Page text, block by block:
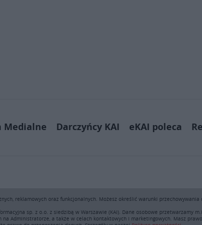
Medialne Darczyńcy KAI eKAI poleca
framing i in. podobne metody), są bez uprzedniej
przy pomocy wszelkich dostępnych środków
reklamowych oraz funkcjonalnych. Możesz określić warunki przechowywania
sp. z o.o. z siedzibą w Warszawie (KAI). Dane osobowe przetwarzamy
Administratorze, a także w celach kontaktowych i marketingowych. Masz